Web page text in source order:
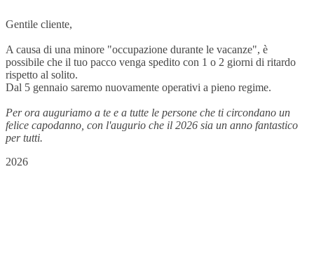
Gentile cliente,
A causa di una minore "occupazione durante le vacanze", è
possibile che il tuo pacco venga spedito con 1 o 2 giorni di ritardo
rispetto al solito.
Dal 5 gennaio saremo nuovamente operativi a pieno regime.
Per ora auguriamo a te e a tutte le persone che ti circondano un
felice capodanno, con l'augurio che il 2026 sia un anno fantastico
per tutti.
2026